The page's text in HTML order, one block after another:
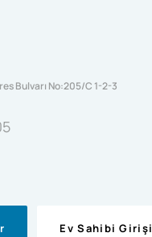
Bulvarı No:205/C 1-2-3
Ev Sahibi Girişi